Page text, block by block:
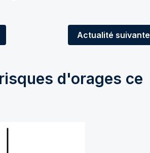
Actualité suivante
d'orages ce